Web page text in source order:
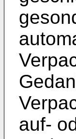
auf-